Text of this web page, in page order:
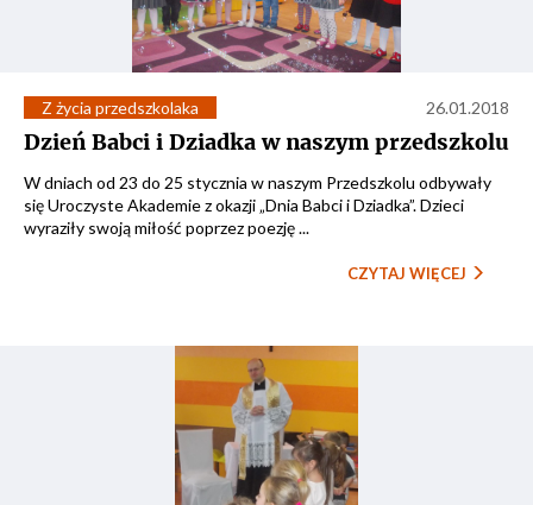
Z życia przedszkolaka 26.01.2018
Dzień Babci i Dziadka w naszym przedszkolu
W dniach od 23 do 25 stycznia w naszym Przedszkolu odbywały
się Uroczyste Akademie z okazji „Dnia Babci i Dziadka”. Dzieci
wyraziły swoją miłość poprzez poezję ...
CZYTAJ WIĘCEJ